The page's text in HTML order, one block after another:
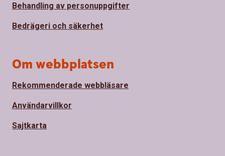
Behandling av personuppgifter
Bedrägeri och säkerhet
Om webbplatsen
Rekommenderade webbläsare
Användarvillkor
Sajtkarta